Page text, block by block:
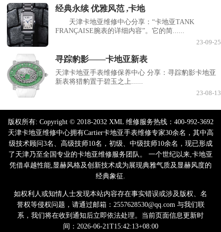
经典永续 优雅风范 ,卡地
天津卡地亚维修中心分享：“卡地亚TANK
FRANÇAISE腕表的详细内容”。它的简......
23-09-25
寻踪豹影——卡地亚新表
天津卡地亚手表维修保养中心 分享：寻踪豹影卡地亚
新表将猎豹置于碧玉之上......
23-08-13
版权所有: Copyright © 2018-2032 XML 维修服务热线：400-992-3692
天津卡地亚维修中心拥有Cartier卡地亚手表维修专家30余名，其中高
级技术顾问3名、高级技师10名，初级、中级技师10余名，现已形成
了天津乃至全国专业的卡地亚维修服务团队。 一个世纪以来,卡地亚
凭借卓越性能,显赫风格及创新技术成为展现典雅气质及显赫风度的
经典象征.
如权利人或知情人士发现本站内容存在事实错误或涉及版权、名
誉权等侵权问题，请通过邮箱：2557628530@qq.com 与我们联
系，我们将在收到通知后立即依法处理。当前页面信息更新时
间：2026-06-21T15:42:13+08:00